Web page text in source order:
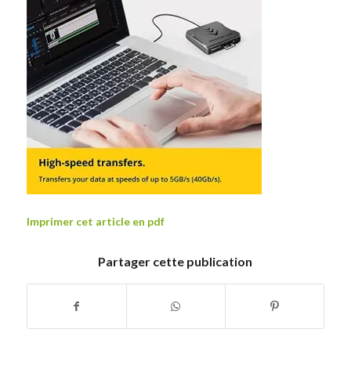
Imprimer cet article en pdf
Partager cette publication